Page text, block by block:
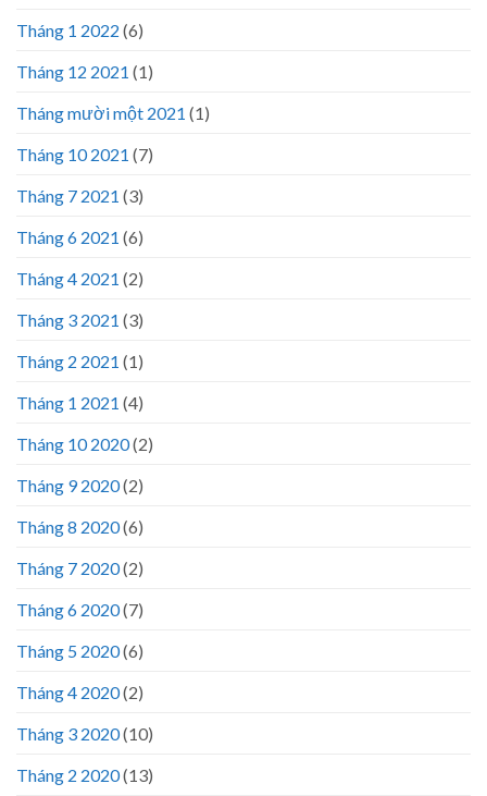
Tháng 1 2022 (6)
Tháng 12 2021 (1)
Tháng mười một 2021 (1)
Tháng 10 2021 (7)
Tháng 7 2021 (3)
Tháng 6 2021 (6)
Tháng 4 2021 (2)
Tháng 3 2021 (3)
Tháng 2 2021 (1)
Tháng 1 2021 (4)
Tháng 10 2020(2)
Tháng 9 2020(2)
Tháng 8 2020(6)
Tháng 7 2020(2)
Tháng 6 2020(7)
Tháng 5 2020(6)
Tháng 4 2020(2)
Tháng 3 2020(10)
Tháng 2 2020(13)